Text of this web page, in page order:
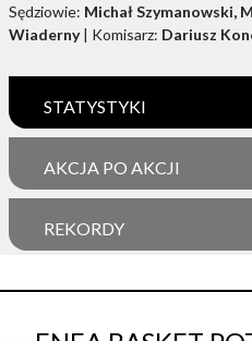
Sędziowie: Michał Szymanowski,
Wiaderny| Komisarz: Dariusz
STATYSTYKI
AKCJA PO AKCJI
REKORDY